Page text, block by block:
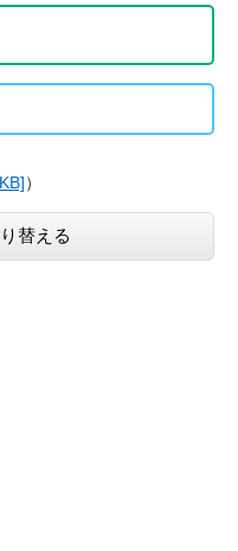
）
替える